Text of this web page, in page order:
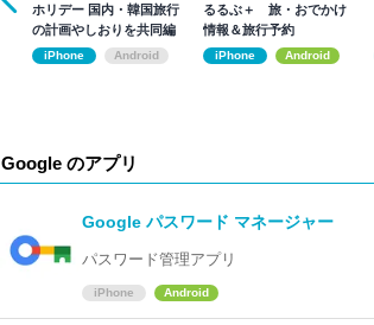
ホリデー 国内・韓国旅行
の計画やしおりを共同編
集できる
iPhone Android
るるぶ＋ 旅・おでかけ
情報＆旅行予約
iPhone Android
Google のアプリ
Google パスワード マネージャー
パスワード管理アプリ
iPhone Android